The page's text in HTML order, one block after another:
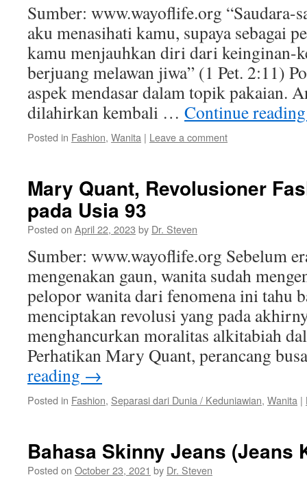
Sumber: www.wayoflife.org “Saudara-
aku menasihati kamu, supaya sebagai
kamu menjauhkan diri dari keinginan-
berjuang melawan jiwa” (1 Pet. 2:11)
aspek mendasar dalam topik pakaian.
dilahirkan kembali … Continue
Posted in Fashion, Wanita | Leave a comment
Mary Quant, Revolusioner
pada Usia 93
Posted on April 22, 2023 by Dr. Steven
Sumber: www.wayoflife.org Sebelum
mengenakan gaun, wanita sudah
pelopor wanita dari fenomena ini tahu
menciptakan revolusi yang pada
menghancurkan moralitas alkitabiah
Perhatikan Mary Quant, perancang
reading →
Posted in Fashion, Separasi dari Dunia / Keduniawian, Wanita |
Bahasa Skinny Jeans (Jeans
Posted on October 23, 2021 by Dr. Steven